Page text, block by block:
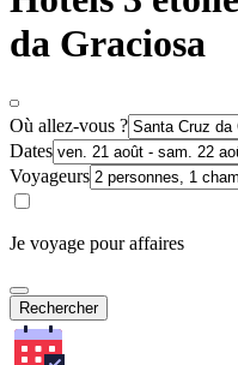
da Graciosa
Où allez-vous ?
Dates
Voyageurs
Je voyage pour affaires
Rechercher